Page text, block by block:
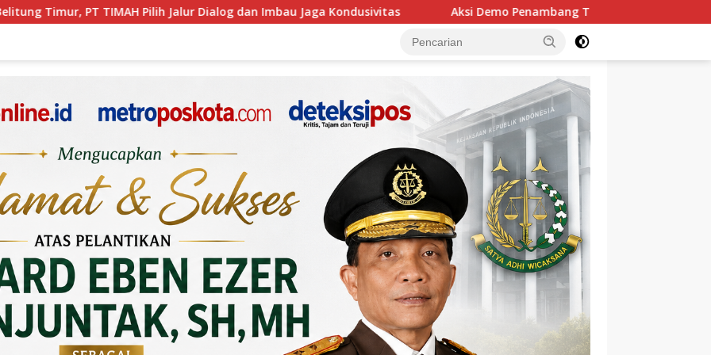
dan Imbau Jaga Kondusivitas Aksi Demo Penambang Timah di Belitung Mengemuka, Ketua Komisi XII DPR